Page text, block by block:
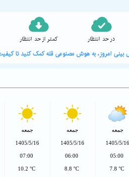
کمتر از حد انتظار در حد انتظار
بینی امروز، به هوش مصنوعی قله کمک کنید تا
جمعه
1405/5/16
05:00
7.8 °C
جمعه
1405/5/16
06:00
8.8 °C
جمعه
1405/5/16
07:00
10.2 °C